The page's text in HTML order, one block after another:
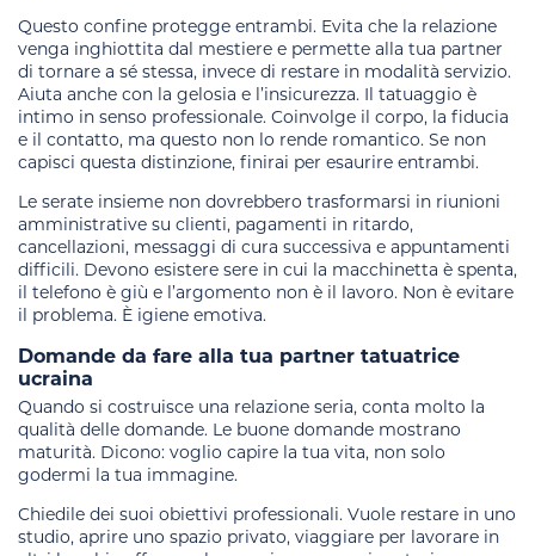
Questo confine protegge entrambi. Evita che la relazione
venga inghiottita dal mestiere e permette alla tua partner
di tornare a sé stessa, invece di restare in modalità servizio.
Aiuta anche con la gelosia e l’insicurezza. Il tatuaggio è
intimo in senso professionale. Coinvolge il corpo, la fiducia
e il contatto, ma questo non lo rende romantico. Se non
capisci questa distinzione, finirai per esaurire entrambi.
Le serate insieme non dovrebbero trasformarsi in riunioni
amministrative su clienti, pagamenti in ritardo,
cancellazioni, messaggi di cura successiva e appuntamenti
difficili. Devono esistere sere in cui la macchinetta è spenta,
il telefono è giù e l’argomento non è il lavoro. Non è evitare
il problema. È igiene emotiva.
Domande da fare alla tua partner tatuatrice
ucraina
Quando si costruisce una relazione seria, conta molto la
qualità delle domande. Le buone domande mostrano
maturità. Dicono: voglio capire la tua vita, non solo
godermi la tua immagine.
Chiedile dei suoi obiettivi professionali. Vuole restare in uno
studio, aprire uno spazio privato, viaggiare per lavorare in